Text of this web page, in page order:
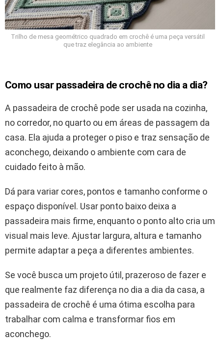
Trilho de mesa geométrico quadrado em crochê é uma peça versátil
que traz elegância ao ambiente
Como usar passadeira de crochê no dia a dia?
A passadeira de crochê pode ser usada na cozinha,
no corredor, no quarto ou em áreas de passagem da
casa. Ela ajuda a proteger o piso e traz sensação de
aconchego, deixando o ambiente com cara de
cuidado feito à mão.
Dá para variar cores, pontos e tamanho conforme o
espaço disponível. Usar ponto baixo deixa a
passadeira mais firme, enquanto o ponto alto cria um
visual mais leve. Ajustar largura, altura e tamanho
permite adaptar a peça a diferentes ambientes.
Se você busca um projeto útil, prazeroso de fazer e
que realmente faz diferença no dia a dia da casa, a
passadeira de crochê é uma ótima escolha para
trabalhar com calma e transformar fios em
aconchego.